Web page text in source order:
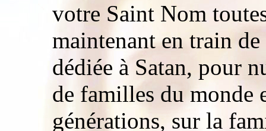
votre Saint Nom
maintenant en train
dédiée à Satan, pour
de familles du monde
générations, sur la